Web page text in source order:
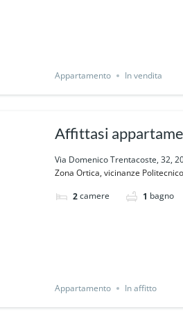
Appartamento In vendita
Affittasi
Via Domenico Trentacoste, 32,
Zona Ortica, vicinanze
2camere 1 bagno
Appartamento In affitto